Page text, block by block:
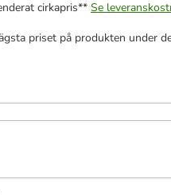
cirkapris** Se
priset på produkten under